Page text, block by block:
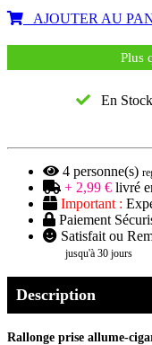
AJOUTER AU
Plus
En Stock
4 personne(s)
+ 2,99 € livré
Important :
Paiement
Satisfait ou
jusqu'à 30 jours
Description
Rallonge prise allume-